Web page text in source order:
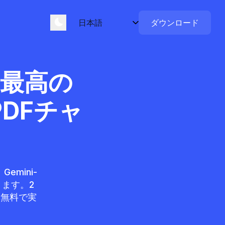
ダウンロード
高の
チャ
Gemini-
す。2
料で実